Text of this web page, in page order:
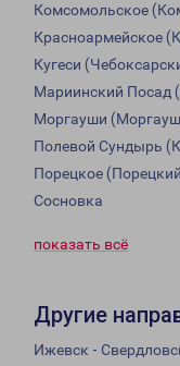
Комсомольское
Красноармейское
Кугеси
Мариинский Посад
Моргауши
Полевой Сундырь
Порецкое
Сосновка
показать всё
Другие
Ижевск -